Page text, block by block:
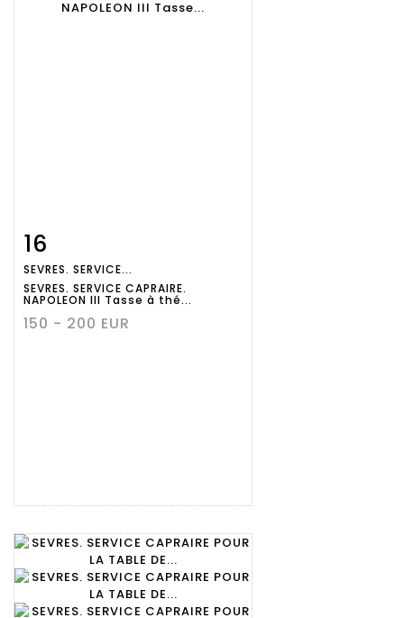
détaillée
16
SEVRES. SERVICE...
SEVRES. SERVICE CAPRAIRE.
NAPOLEON III Tasse à thé...
150 - 200 EUR